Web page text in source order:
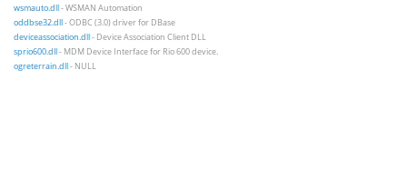
wsmauto.dll- WSMAN Automation
oddbse32.dll- ODBC (3.0) driver for DBase
deviceassociation.dll- Device Association Client DLL
sprio600.dll- MDM Device Interface for Rio 600 device.
ogreterrain.dll- NULL